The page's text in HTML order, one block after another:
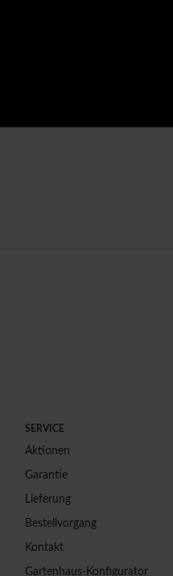
SERVICE
Aktionen
Garantie
Lieferung
Bestellvorgang
Kontakt
Gartenhaus-Konfigurator